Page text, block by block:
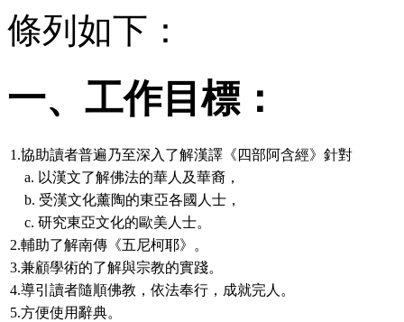
條列如下：
一、工作目標：
1.協助讀者普遍乃至深入了解漢譯《四部阿含經》針對
a. 以漢文了解佛法的華人及華裔，
b. 受漢文化薰陶的東亞各國人士，
c. 研究東亞文化的歐美人士。
2.輔助了解南傳《五尼柯耶》。
3.兼顧學術的了解與宗教的實踐。
4.導引讀者隨順佛教，依法奉行，成就完人。
5.方便使用辭典。